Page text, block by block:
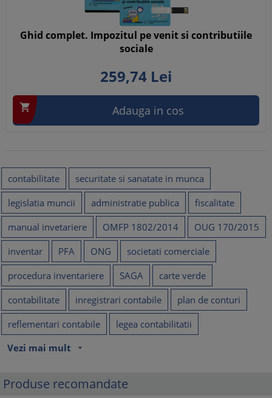
Ghid complet. Impozitul pe venit si contributiile
sociale
259,74 Lei
 Adauga in cos
contabilitate
securitate si sanatate in munca
legislatia muncii
administratie publica
fiscalitate
manual invetariere
OMFP 1802/2014
OUG 170/2015
inventar
PFA ONG
societati comerciale
procedura inventariere
SAGA
carte verde
contabilitate
inregistrari contabile
plan de conturi
reflementari contabile
legea contabilitatii
Vezi mai mult
arrow_drop_down
Produse recomandate